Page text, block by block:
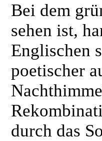
Bei dem
sehen ist,
Englischen
poetischer
durch das